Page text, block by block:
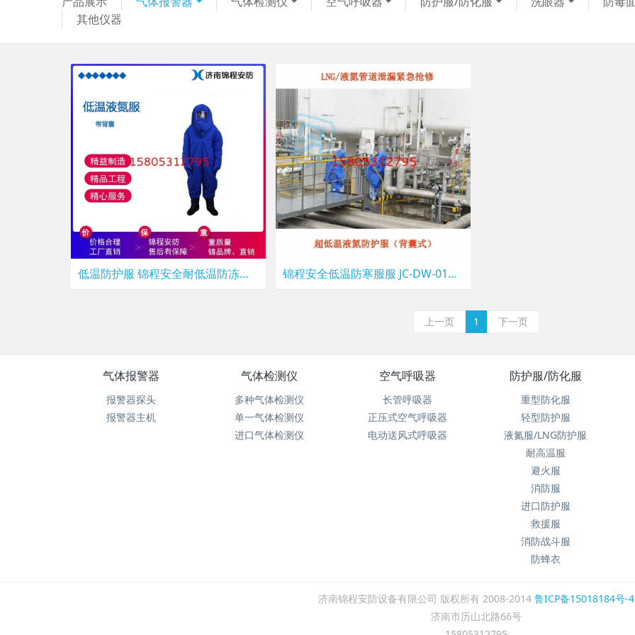
其他仪器
低温防护服 锦程安全耐低温防冻伤防护服 JC-DW-01防寒防护服价格 锦程安全低温防寒服服 JC-DW-01冷库专用液氮防护服价格
上一页 1 下一页
气体报警器
报警器探头
报警器主机
气体检测仪
多种气体检测仪
单一气体检测仪
进口气体检测仪
空气呼吸器
长管呼吸器
正压式空气呼吸器
电动送风式呼吸器
防护服/防化服
重型防化服
轻型防护服
液氮服/LNG防护服
耐高温服
避火服
消防服
进口防护服
救援服
消防战斗服
防蜂衣
济南锦程安防设备有限公司 版权所有 2008-2014 鲁ICP备15018184号-4
济南市历山北路66号